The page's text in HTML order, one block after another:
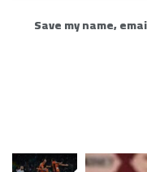
Save my name,